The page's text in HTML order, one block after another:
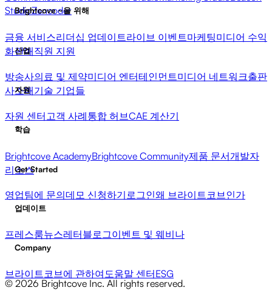
StudioZencoder
Brightcove ~을 위해
금융 서비스리더십 업데이트라이브 이벤트마케팅미디어 수익
화판매직원 지원
산업
방송사의료 및 제약미디어 엔터테인먼트미디어 네트워크출판
사소매기술 기업들
자원
자원 센터고객 사례통합 허브CAE 계산기
학습
Brightcove AcademyBrightcove Community제품 문서개발자
리소스
Get Started
영업팀에 문의데모 신청하기 로그인왜 브라이트코브인가
업데이트
프레스룸뉴스레터블로그이벤트 및 웨비나
Company
브라이트코브에 관하여 도움말 센터ESG
© 2026 Brightcove Inc. All rights reserved.